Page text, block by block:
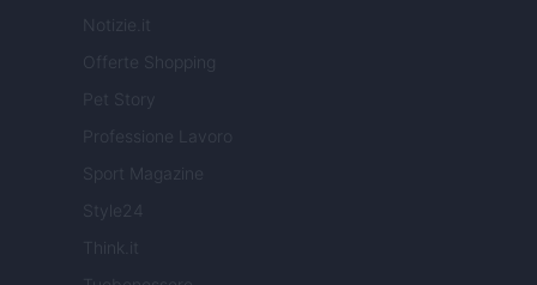
Notizie.it
Offerte Shopping
Pet Story
Professione Lavoro
Sport Magazine
Style24
Think.it